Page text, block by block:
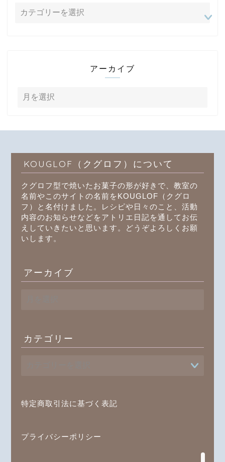
アーカイブ
KOUGLOF（クグロフ）について
クグロフ型で焼いたお菓子の形が好きで、教室の
名前やこのサイトの名前をKOUGLOF（クグロ
フ）と名付けました。レシピや日々のこと、活動
内容のお知らせなどをアトリエ日記を通してお伝
えしていきたいと思います。どうぞよろしくお願
いします。
アーカイブ
ブ
カテゴリー
特定商取引法に基づく表記
プライバシーポリシー
プロフィール
オンラインレッスン